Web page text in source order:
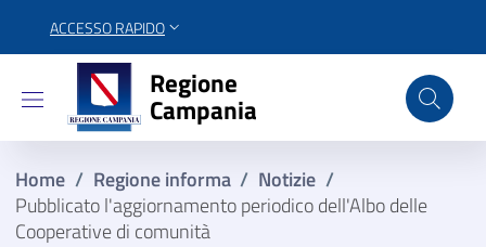
ACCESSO RAPIDO
Regione Campania
Regione
Campania
Home / Regione informa / Notizie /
Pubblicato l'aggiornamento periodico dell'Albo delle
Cooperative di comunità